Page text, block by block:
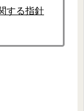
する指針